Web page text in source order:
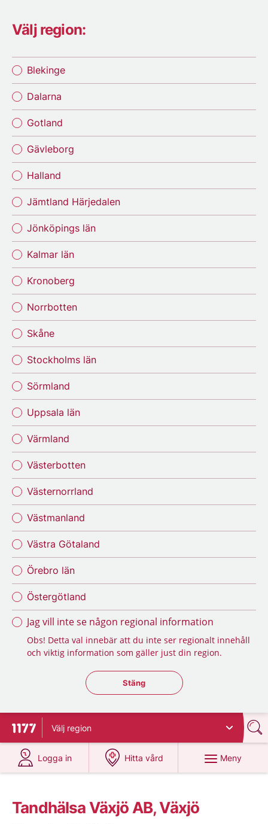
Välj region:
Blekinge
Dalarna
Gotland
Gävleborg
Halland
Jämtland Härjedalen
Jönköpings län
Kalmar län
Kronoberg
Norrbotten
Skåne
Stockholms län
Sörmland
Uppsala län
Värmland
Västerbotten
Västernorrland
Västmanland
Västra Götaland
Örebro län
Östergötland
Jag vill inte se någon regional information
Obs! Detta val innebär att du inte ser regionalt innehåll
och viktig information som gäller just din region.
Stäng regionsväljaren
Stäng
Till startsidan för 1177
Välj region
Logga in
på 1177.se
Hitta vård
på 1177.se
Meny
Tandhälsa Växjö AB, Växjö